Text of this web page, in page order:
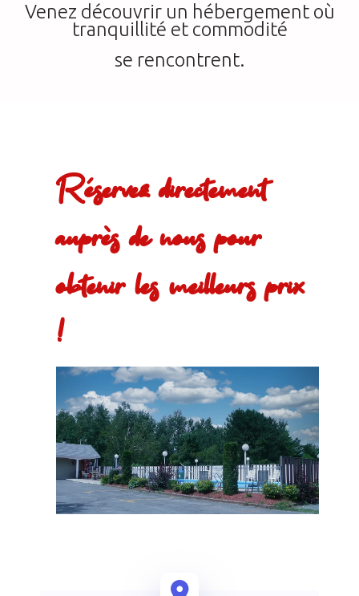
Venez découvrir un hébergement où
tranquillité et commodité
se rencontrent.
Réservez directement
auprès de nous pour
obtenir les meilleurs prix
!